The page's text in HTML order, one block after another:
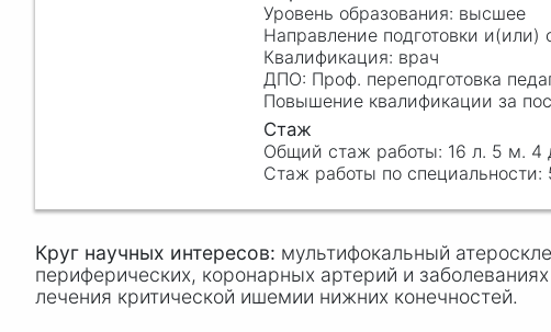
высшее
врач
Проф. переподготовка
16 л. 5 м. 4
Круг научных интересов: мультифокальный
периферических, коронарных артерий и
лечения критической ишемии нижних конечностей.